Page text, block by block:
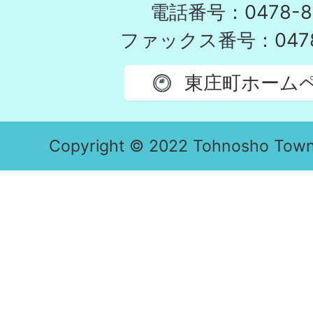
電話番号：0478-
ファックス番号：
東庄町ホーム
Copyright © 2022 Tohnosho